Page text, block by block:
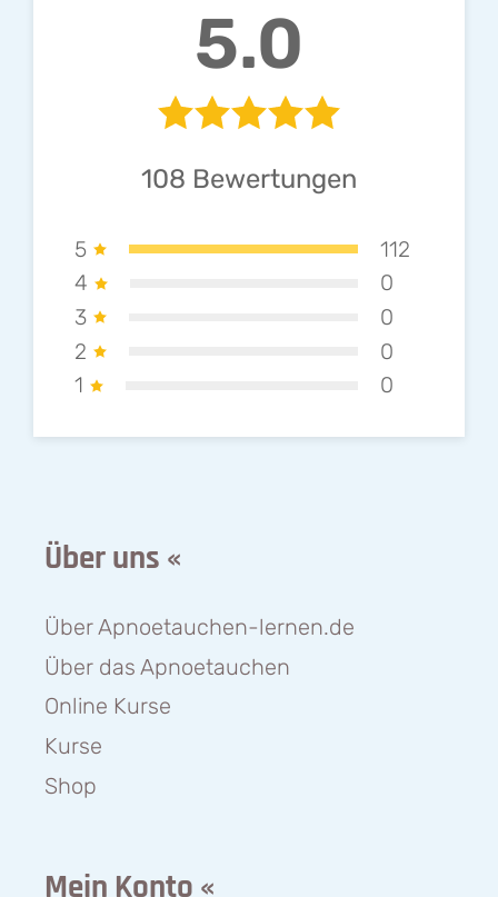
5.0
108 Bewertungen
5
112
4
0
3
0
2
0
1
0
Über uns «
Über Apnoetauchen-lernen.de
Über das Apnoetauchen
Online Kurse
Kurse
Shop
Mein Konto «